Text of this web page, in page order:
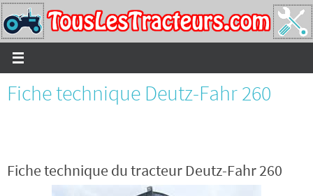
Passer
vers
le
contenu
Fiche technique Deutz-Fahr 260
Fiche technique du tracteur Deutz-Fahr 260